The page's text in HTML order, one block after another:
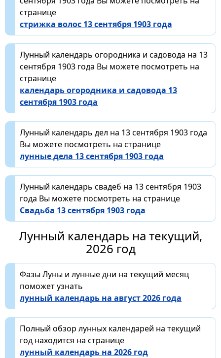
странице
стрижка волос 13 сентября 1903 года
Лунный календарь огородника и садовода на 13
сентября 1903 года Вы можете посмотреть на
странице
календарь огородника и садовода 13
сентября 1903 года
Лунный календарь дел на 13 сентября 1903 года
Вы можете посмотреть на странице
лунные дела 13 сентября 1903 года
Лунный календарь свадеб на 13 сентября 1903
года Вы можете посмотреть на странице
Свадьба 13 сентября 1903 года
Лунный календарь на текущий,
2026 год
Фазы Луны и лунные дни на текущий месяц
поможет узнать
лунный календарь на август 2026 года
Полный обзор лунных календарей на текущий
год находится на странице
лунный календарь на 2026 год